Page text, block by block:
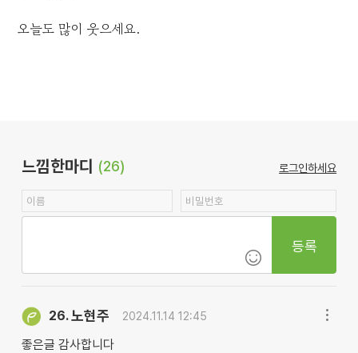
오늘도 많이 웃으세요.
느낌한마디 (26) 로그인하세요
등록
26.노현주 2024.11.14 12:45
좋은글 감사합니다